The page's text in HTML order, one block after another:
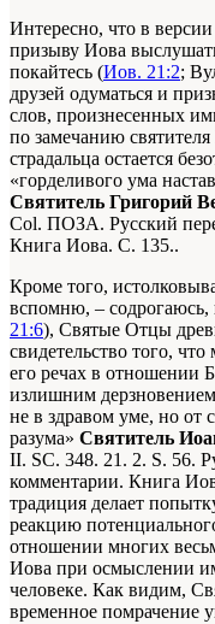
Интересно, что в
призыву Иова
покайтесь (Иов. 21:2;
друзей одуматься и
слов, произнесенных
по замечанию
страдальца остается
«горделивого ума
Святитель Григорий
Col. ПОЗА. Русский
Книга Иова. С. 135..
Кроме того,
вспомню, – содрогаюсь,
21:6), Святые Отцы
свидетельство того,
его речах в отношении
излишним
не в здравом уме, но от
разума» Святитель
II. SC. 348. 21. 2. S. 56.
комментарии. Книга
традиция делает
реакцию
отношении многих
Иова при осмыслении
человеке. Как видим,
временное помрачение